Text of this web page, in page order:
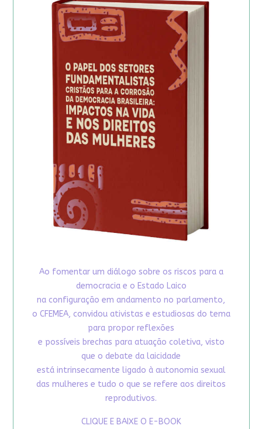
Ao fomentar um diálogo sobre os riscos para a
democracia e o Estado Laico
na configuração em andamento no parlamento,
o CFEMEA, convidou ativistas e estudiosas do tema
para propor reflexões
e possíveis brechas para atuação coletiva, visto
que o debate da laicidade
está intrinsecamente ligado à autonomia sexual
das mulheres e tudo o que se refere aos direitos
reprodutivos.
CLIQUE E BAIXE O E-BOOK